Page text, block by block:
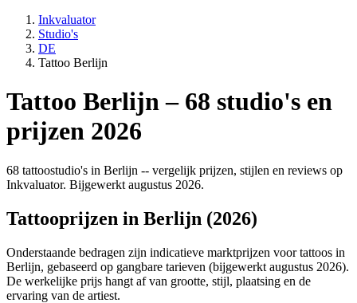
Inkvaluator
Studio's
DE
Tattoo Berlijn
Tattoo Berlijn – 68 studio's en
prijzen 2026
68 tattoostudio's in Berlijn -- vergelijk prijzen, stijlen en reviews op
Inkvaluator. Bijgewerkt augustus 2026.
Tattooprijzen in Berlijn (2026)
Onderstaande bedragen zijn indicatieve marktprijzen voor tattoos in
Berlijn, gebaseerd op gangbare tarieven (bijgewerkt augustus 2026).
De werkelijke prijs hangt af van grootte, stijl, plaatsing en de
ervaring van de artiest.